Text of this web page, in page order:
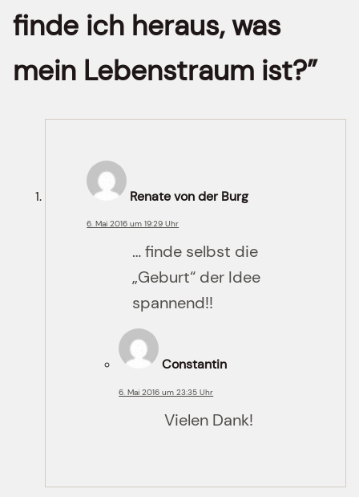
finde ich heraus, was
mein Lebenstraum ist?”
Renate von der Burg
6. Mai 2016 um 19:29 Uhr
… finde selbst die
„Geburt“ der Idee
spannend!!
Constantin
6. Mai 2016 um 23:35 Uhr
Vielen Dank!